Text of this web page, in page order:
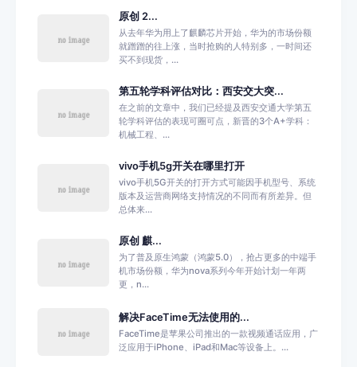
原创 2...
从去年华为用上了麒麟芯片开始，华为的市场份额
就蹭蹭的往上涨，当时抢购的人特别多，一时间还
买不到现货，...
第五轮学科评估对比：西安交大突...
在之前的文章中，我们已经提及西安交通大学第五
轮学科评估的表现可圈可点，新晋的3个A+学科：
机械工程、...
vivo手机5g开关在哪里打开
vivo手机5G开关的打开方式可能因手机型号、系统
版本及运营商网络支持情况的不同而有所差异。但
总体来...
原创 麒...
为了普及原生鸿蒙（鸿蒙5.0），抢占更多的中端手
机市场份额，华为nova系列今年开始计划一年两
更，n...
解决FaceTime无法使用的...
FaceTime是苹果公司推出的一款视频通话应用，广
泛应用于iPhone、iPad和Mac等设备上。...